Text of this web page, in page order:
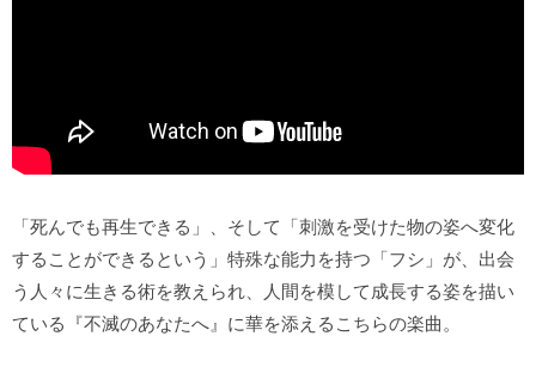
「死んでも再生できる」、そして「刺激を受けた物の姿へ変化
することができるという」特殊な能力を持つ「フシ」が、出会
う人々に生きる術を教えられ、人間を模して成長する姿を描い
ている『不滅のあなたへ』に華を添えるこちらの楽曲。